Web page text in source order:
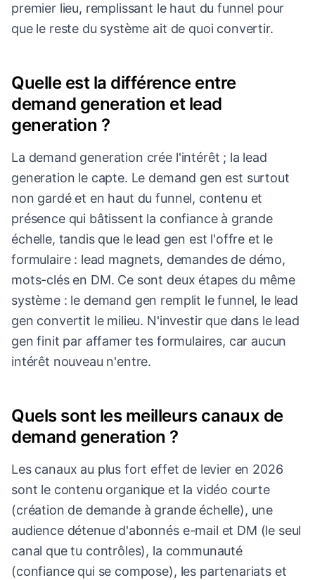
premier lieu, remplissant le haut du funnel pour
que le reste du système ait de quoi convertir.
Quelle est la différence entre
demand generation et lead
generation ?
La demand generation crée l'intérêt ; la lead
generation le capte. Le demand gen est surtout
non gardé et en haut du funnel, contenu et
présence qui bâtissent la confiance à grande
échelle, tandis que le lead gen est l'offre et le
formulaire : lead magnets, demandes de démo,
mots-clés en DM. Ce sont deux étapes du même
système : le demand gen remplit le funnel, le lead
gen convertit le milieu. N'investir que dans le lead
gen finit par affamer tes formulaires, car aucun
intérêt nouveau n'entre.
Quels sont les meilleurs canaux de
demand generation ?
Les canaux au plus fort effet de levier en 2026
sont le contenu organique et la vidéo courte
(création de demande à grande échelle), une
audience détenue d'abonnés e-mail et DM (le seul
canal que tu contrôles), la communauté
(confiance qui se compose), les partenariats et